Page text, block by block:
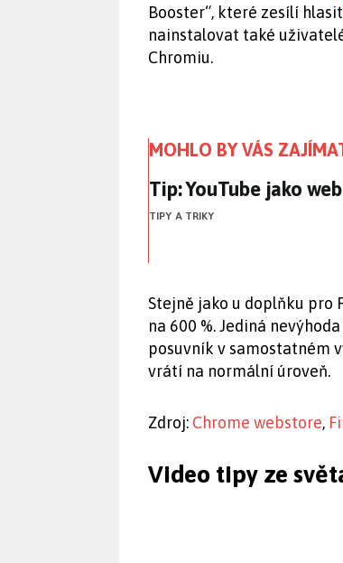
Booster“, které zesílí
nainstalovat také
Chromiu.
MOHLO BY VÁS
Tip: YouTube jako
Tip: YouTube jako
TIPY A TRIKY
Stejně jako u doplňku pro
na 600 %. Jediná
posuvník v samostatném
vrátí na normální úroveň.
Zdroj: Chrome webstore,
Video tipy ze